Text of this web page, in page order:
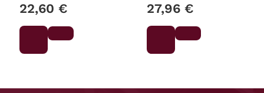
22,60 € 27,96 €